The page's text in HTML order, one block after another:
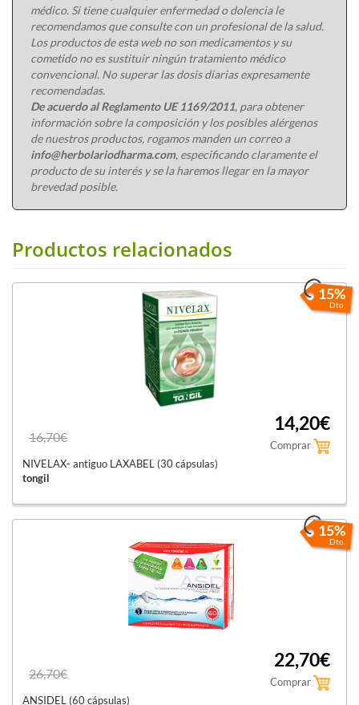
médico. Si tiene cualquier enfermedad o dolencia le
recomendamos que consulte con un profesional de la salud.
Los productos de esta web no son medicamentos y su
cometido no es sustituir ningún tratamiento médico
convencional. No superar las dosis diarias expresamente
recomendadas.
De acuerdo al Reglamento UE 1169/2011, para obtener
información sobre la composición y los posibles alérgenos
de nuestros productos, rogamos manden un correo a
info@herbolariodharma.com, especificando claramente el
producto de su interés y se la haremos llegar en la mayor
brevedad posible.
Productos relacionados
15%
Dto.
16,70€
14,20€
Comprar
NIVELAX- antiguo LAXABEL (30 cápsulas)
tongil
15%
Dto.
26,70€
22,70€
Comprar
ANSIDEL (60 cápsulas)